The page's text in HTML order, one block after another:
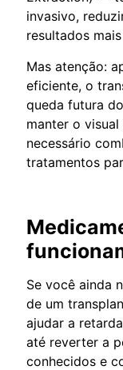
invasivo,
resultados
Mas atenção:
eficiente, o
queda futura
manter o
necessário
tratamentos
Se você ainda
de um
ajudar a
até reverter a
conhecidos e